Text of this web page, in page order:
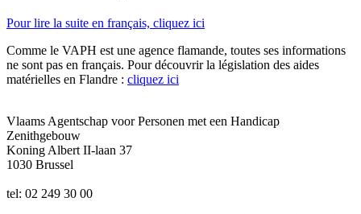
Pour lire la suite en français, cliquez ici
Comme le VAPH est une agence flamande, toutes ses informations
ne sont pas en français. Pour découvrir la législation des aides
matérielles en Flandre : cliquez ici
Vlaams Agentschap voor Personen met een Handicap
Zenithgebouw
Koning Albert II-laan 37
1030 Brussel
tel: 02 249 30 00